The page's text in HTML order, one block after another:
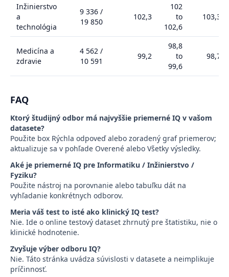
Inžinierstvo
a
technológia
9 336 /
19 850
102,3
102
to
102,6
103,3
Medicína a
zdravie
4 562 /
10 591
99,2
98,8
to
99,6
98,7
FAQ
Ktorý študijný odbor má najvyššie priemerné IQ v vašom
datasete?
Použite box Rýchla odpoveď alebo zoradený graf priemerov;
aktualizuje sa v pohľade Overené alebo Všetky výsledky.
Aké je priemerné IQ pre Informatiku / Inžinierstvo /
Fyziku?
Použite nástroj na porovnanie alebo tabuľku dát na
vyhľadanie konkrétnych odborov.
Meria váš test to isté ako klinický IQ test?
Nie. Ide o online testový dataset zhrnutý pre štatistiku, nie o
klinické hodnotenie.
Zvyšuje výber odboru IQ?
Nie. Táto stránka uvádza súvislosti v datasete a neimplikuje
príčinnosť.